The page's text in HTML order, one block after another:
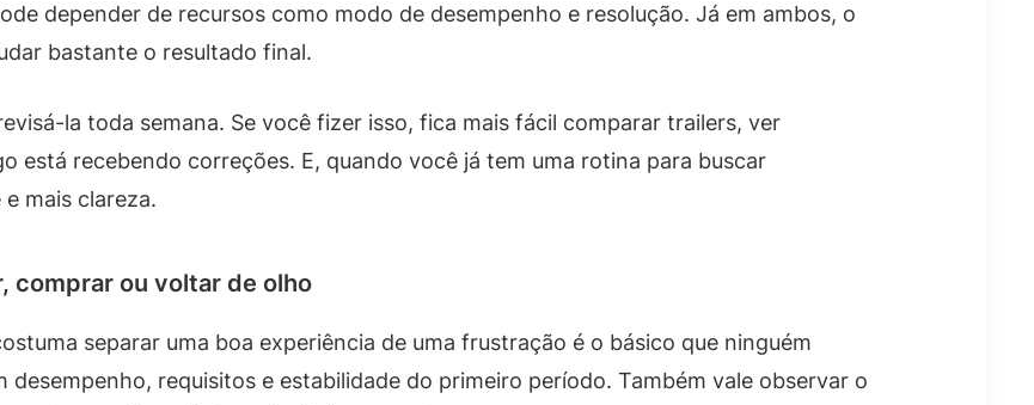
depender de recursos como modo de desempenho e resolução. Já em ambos, o
bastante o resultado final.
la toda semana. Se você fizer isso, fica mais fácil comparar trailers, ver
está recebendo correções. E, quando você já tem uma rotina para buscar
mais clareza.
comprar ou voltar de olho
separar uma boa experiência de uma frustração é o básico que ninguém
desempenho, requisitos e estabilidade do primeiro período. Também vale observar o